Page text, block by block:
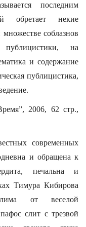
последним
обретает некие
соблазнов
публицистики, на
и содержание
публицистика,
2006, 62 стр.,
современных
и обращена к
печальна и
Тимура Кибирова
от веселой
слит с трезвой